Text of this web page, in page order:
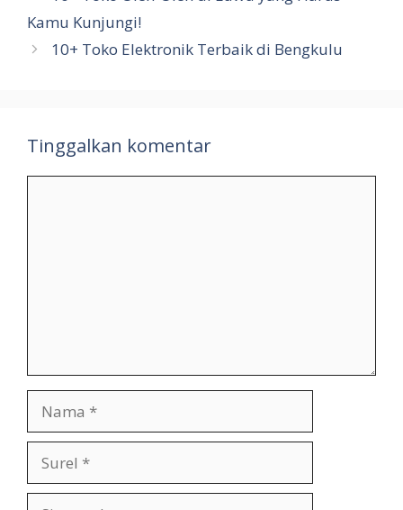
Kamu Kunjungi!
10+ Toko Elektronik Terbaik di Bengkulu
Tinggalkan komentar